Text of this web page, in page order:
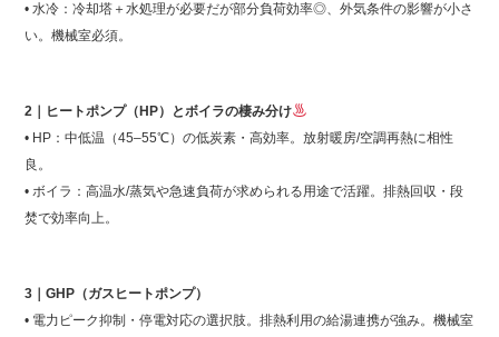
• 水冷：冷却塔＋水処理が必要だが部分負荷効率◎、外気条件の影響が小さ
い。機械室必須。
2｜ヒートポンプ（HP）とボイラの棲み分け
• HP：中低温（45–55℃）の低炭素・高効率。放射暖房/空調再熱に相性
良。
• ボイラ：高温水/蒸気や急速負荷が求められる用途で活躍。排熱回収・段
焚で効率向上。
3｜GHP（ガスヒートポンプ）
• 電力ピーク抑制・停電対応の選択肢。排熱利用の給湯連携が強み。機械室